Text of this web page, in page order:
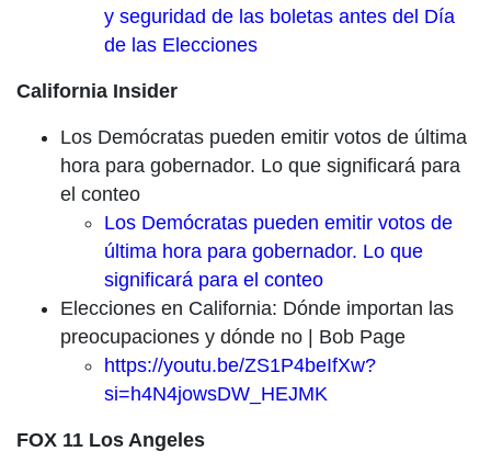
y seguridad de las boletas antes del Día
de las Elecciones
California Insider
Los Demócratas pueden emitir votos de última
hora para gobernador. Lo que significará para
el conteo
Los Demócratas pueden emitir votos de
última hora para gobernador. Lo que
significará para el conteo
Elecciones en California: Dónde importan las
preocupaciones y dónde no | Bob Page
https://youtu.be/ZS1P4beIfXw?
si=h4N4jowsDW_HEJMK
FOX 11 Los Angeles